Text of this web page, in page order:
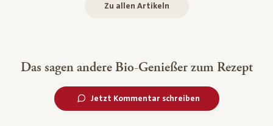
Zu allen Artikeln
Das sagen andere Bio-Genießer zum Rezept
Jetzt Kommentar schreiben